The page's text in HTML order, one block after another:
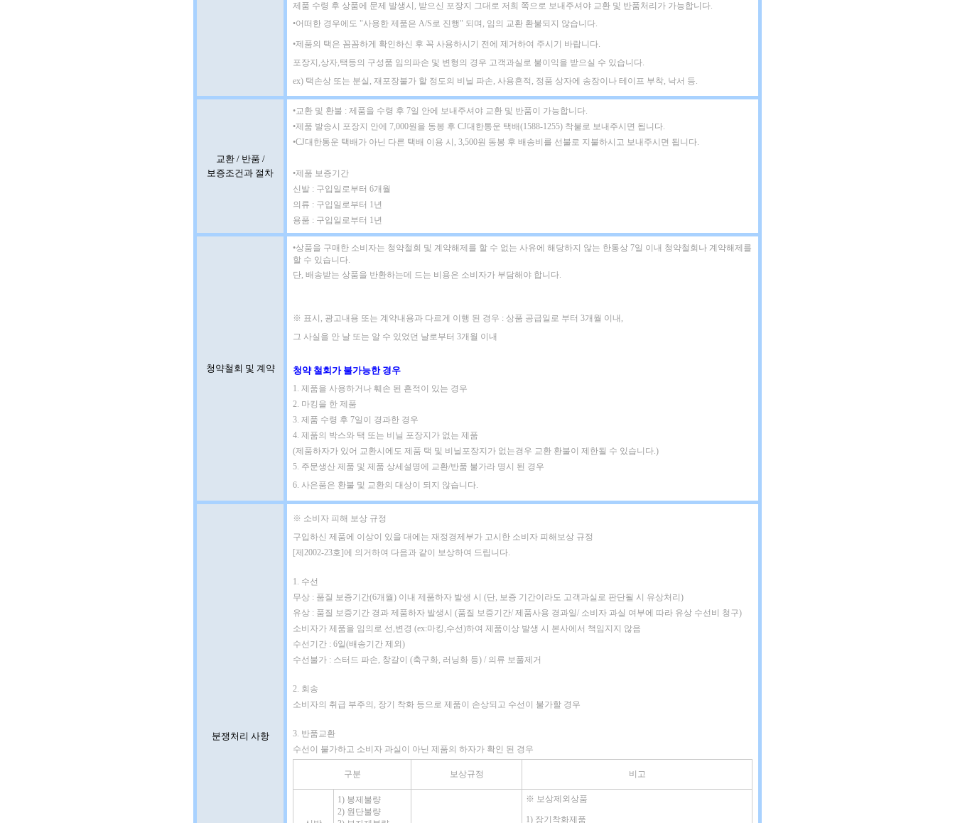
제품 수령 후 상품에 문제 발생시, 받으신 포장지 그대로 저희 쪽으로 보내주셔야 교환 및 반품처리가 가능합니다.
•어떠한 경우에도 "사용한 제품은 A/S로 진행" 되며, 임의 교환 환불되지 않습니다.
•제품의 택은 꼼꼼하게 확인하신 후 꼭 사용하시기 전에 제거하여 주시기 바랍니다.
포장지,상자,택등의 구성품 임의파손 및 변형의 경우 고객과실로 불이익을 받으실 수 있습니다.
ex) 택손상 또는 분실, 재포장불가 할 정도의 비닐 파손, 사용흔적, 정품 상자에 송장이나 테이프 부착, 낙서 등.
교환 / 반품 /
보증조건과 절차
•교환 및 환불 : 제품을 수령 후 7일 안에 보내주셔야 교환 및 반품이 가능합니다.
•제품 발송시 포장지 안에 7,000원을 동봉 후 CJ대한통운 택배(1588-1255) 착불로 보내주시면 됩니다.
•CJ대한통운 택배가 아닌 다른 택배 이용 시, 3,500원 동봉 후 배송비를 선불로 지불하시고 보내주시면 됩니다.
•제품 보증기간
신발 : 구입일로부터 6개월
의류 : 구입일로부터 1년
용품 : 구입일로부터 1년
청약철회 및 계약
•상품을 구매한 소비자는 청약철회 및 계약해제를 할 수 없는 사유에 해당하지 않는 한통상 7일 이내 청약철회나 계약해제를
할 수 있습니다.
단, 배송받는 상품을 반환하는데 드는 비용은 소비자가 부담해야 합니다.
※ 표시, 광고내용 또는 계약내용과 다르게 이행 된 경우 : 상품 공급일로 부터 3개월 이내,
그 사실을 안 날 또는 알 수 있었던 날로부터 3개월 이내
청약 철회가 불가능한 경우
1. 제품을 사용하거나 훼손 된 흔적이 있는 경우
2. 마킹을 한 제품
3. 제품 수령 후 7일이 경과한 경우
4. 제품의 박스와 택 또는 비닐 포장지가 없는 제품
(제품하자가 있어 교환시에도 제품 택 및 비닐포장지가 없는경우 교환 환불이 제한될 수 있습니다.)
5. 주문생산 제품 및 제품 상세설명에 교환/반품 불가라 명시 된 경우
6. 사은품은 환불 및 교환의 대상이 되지 않습니다.
분쟁처리 사항
※ 소비자 피해 보상 규정
구입하신 제품에 이상이 있을 대에는 재정경제부가 고시한 소비자 피해보상 규정
[제2002-23호]에 의거하여 다음과 같이 보상하여 드립니다.
1. 수선
무상 : 품질 보증기간(6개월) 이내 제품하자 발생 시 (단, 보증 기간이라도 고객과실로 판단될 시 유상처리)
유상 : 품질 보증기간 경과 제품하자 발생시 (품질 보증기간/ 제품사용 경과일/ 소비자 과실 여부에 따라 유상 수선비 청구)
소비자가 제품을 임의로 선,변경 (ex:마킹,수선)하여 제품이상 발생 시 본사에서 책임지지 않음
수선기간 : 6일(배송기간 제외)
수선불가 : 스터드 파손, 창갈이 (축구화, 러닝화 등) / 의류 보풀제거
2. 회송
소비자의 취급 부주의, 장기 착화 등으로 제품이 손상되고 수선이 불가할 경우
3. 반품교환
수선이 불가하고 소비자 과실이 아닌 제품의 하자가 확인 된 경우
구분 보상규정 비고
1) 봉제불량
2) 원단불량
※ 보상제외상품
1) 장기착화제품